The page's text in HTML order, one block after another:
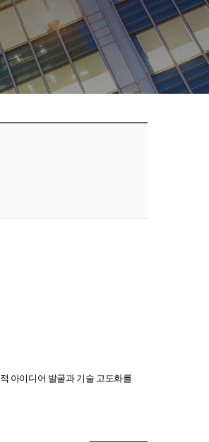
아이디어 발굴과 기술 고도화를